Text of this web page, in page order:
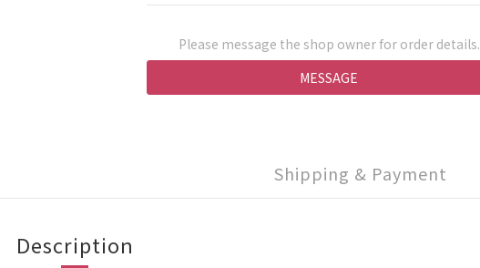
Please message the shop owner for order details.
MESSAGE
Shipping & Payment
Description